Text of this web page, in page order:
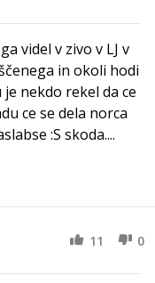
videl v zivo v LJ v
in okoli hodi
nekdo rekel da ce
ce se dela norca
:S skoda....
11 0